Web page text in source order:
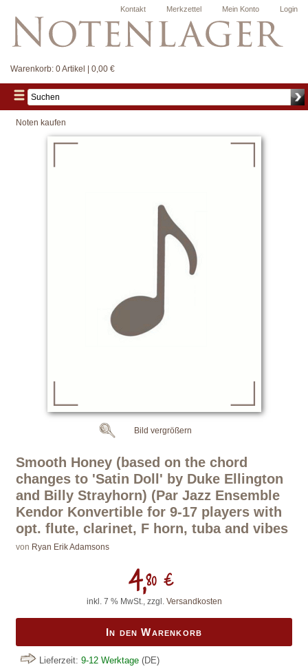
Login
Mein Konto
Merkzettel
Kontakt
Warenkorb: 0 Artikel | 0,00 €
Noten kaufen
Smooth Honey (based on the chord
changes to 'Satin Doll' by Duke Ellington
and Billy Strayhorn) (Par Jazz Ensemble
Kendor Konvertible for 9-17 players with
opt. flute, clarinet, F horn, tuba and vibes
von Ryan Erik Adamsons
4,80 €
inkl. 7 % MwSt., zzgl. Versandkosten
In den Warenkorb
Lieferzeit: 9-12 Werktage (DE)
Bild vergrößern